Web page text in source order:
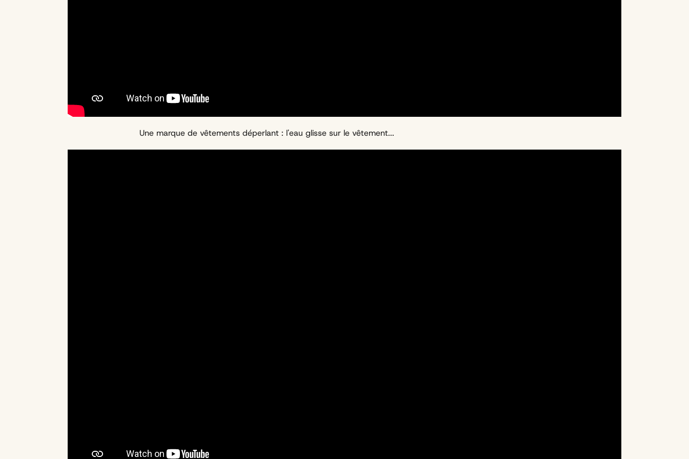
Une marque de vêtements déperlant : l'eau glisse sur le vêtement...